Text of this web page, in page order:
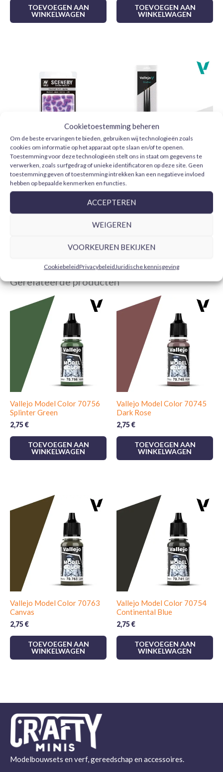
Cookietoestemming beheren
Om de beste ervaringen te bieden, gebruiken wij technologieën zoals
cookies om informatie op het apparaat op te slaan en/of te openen.
Toestemming voor deze technologieën stelt ons in staat om gegevens te
verwerken, zoals surfgedrag of unieke identificatoren op deze site. Geen
toestemming geven of toestemming intrekken kan een negatieve invloed
hebben op bepaalde kenmerken en functies.
ACCEPTEREN
WEIGEREN
VOORKEUREN BEKIJKEN
CookiebeleidPrivacybeleidJuridische kennisgeving
TOEVOEGEN AAN
WINKELWAGEN
TOEVOEGEN AAN
WINKELWAGEN
Fantasy Tuft Neon SC430
Vallejo Scenery
4,99€
TOEVOEGEN AAN
WINKELWAGEN
Vallejo Design Set Pro
Modeler B01991 pelo
natural 0, 1 y 2
TOEVOEGEN AAN
Gerelateerde producten
Vallejo Model Color 70756
Splinter Green
2,75€
TOEVOEGEN AAN
WINKELWAGEN
Vallejo Model Color 70745
Dark Rose
2,75€
TOEVOEGEN AAN
WINKELWAGEN
Vallejo Model Color 70763
Canvas
2,75€
TOEVOEGEN AAN
WINKELWAGEN
Vallejo Model Color 70754
Continental Blue
2,75€
TOEVOEGEN AAN
WINKELWAGEN
Modelbouwsets en verf, gereedschap en accessoires.